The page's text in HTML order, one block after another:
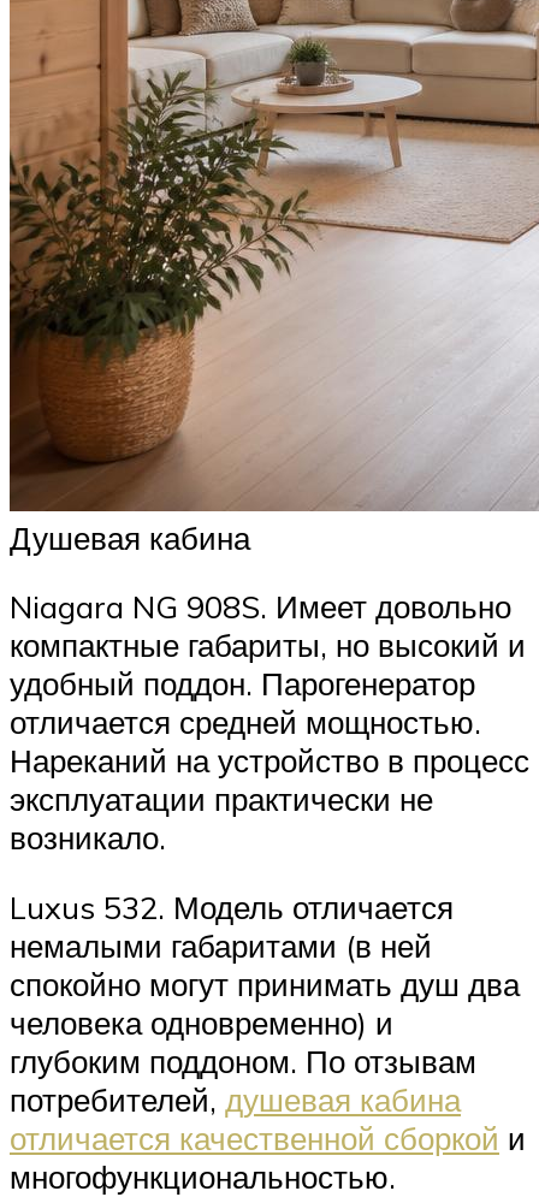
Душевая кабина
Niagara NG 908S. Имеет довольно
компактные габариты, но высокий и
удобный поддон. Парогенератор
отличается средней мощностью.
Нареканий на устройство в процесс
эксплуатации практически не
возникало.
Luxus 532. Модель отличается
немалыми габаритами (в ней
спокойно могут принимать душ два
человека одновременно) и
глубоким поддоном. По отзывам
потребителей, душевая кабина
отличается качественной сборкой и
многофункциональностью.